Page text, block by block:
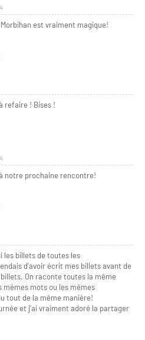
Morbihan est vraiment magique!
refaire ! Bises !
notre prochaine rencontre!
les billets de toutes les
d'avoir écrit mes billets avant de
On raconte toutes la même
mêmes mots ou les mêmes
tout de la même manière!
et j'ai vraiment adoré la partager